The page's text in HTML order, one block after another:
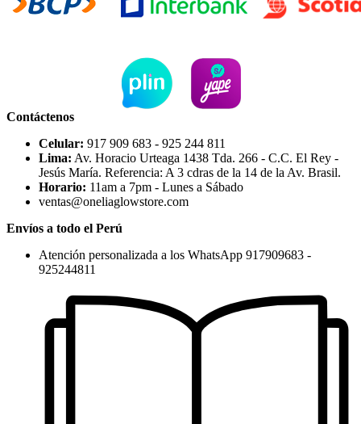
Contáctenos
Celular: 917 909 683 - 925 244 811
Lima: Av. Horacio Urteaga 1438 Tda. 266 - C.C. El Rey -
Jesús María. Referencia: A 3 cdras de la 14 de la Av. Brasil.
Horario: 11am a 7pm - Lunes a Sábado
ventas@oneliaglowstore.com
Envíos a todo el Perú
Atención personalizada a los WhatsApp 917909683 -
925244811